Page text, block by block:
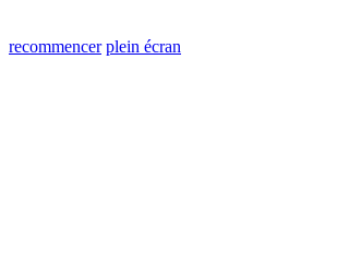
recommencer plein écran